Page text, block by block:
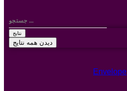
نتایج
دیدن همه نتایج
Envelope